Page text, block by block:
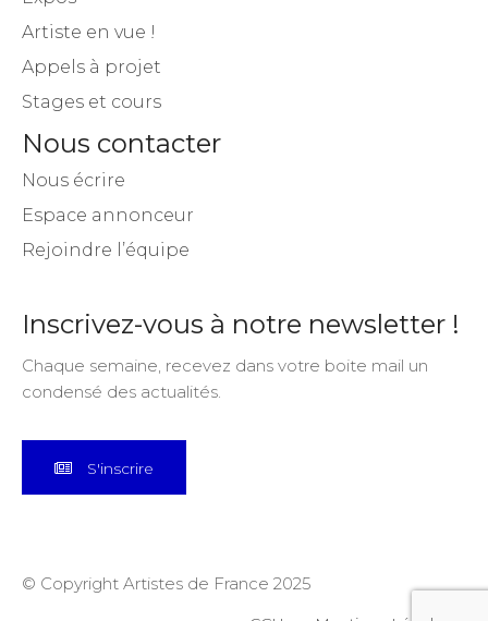
Artiste en vue !
Appels à projet
Stages et cours
Nous contacter
Nous écrire
Espace annonceur
Rejoindre l’équipe
Inscrivez-vous à notre newsletter !
Chaque semaine, recevez dans votre boite mail un
condensé des actualités.
S'inscrire
© Copyright Artistes de France 2025